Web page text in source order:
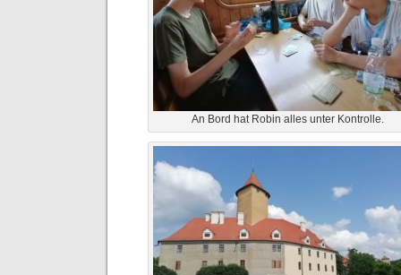
An Bord hat Robin alles unter Kontrolle.